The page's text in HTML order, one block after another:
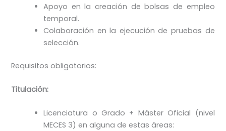
Apoyo en la creación de bolsas de empleo
temporal.
Colaboración en la ejecución de pruebas de
selección.
Requisitos obligatorios:
Titulación:
Licenciatura o Grado + Máster Oficial (nivel
MECES 3) en alguna de estas áreas: